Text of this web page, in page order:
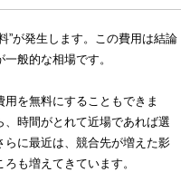
”が発生します。この費用は結論
般的な相場です。
を無料にすることもできま
時間がとれて近場であれば選
に最近は、競合先が増えた影
も増えてきています。